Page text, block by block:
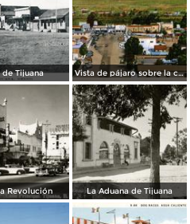
de Tijuana Vista de pájaro sobre la calle principal de Tijuana
Revolución La Aduana de Tijuana